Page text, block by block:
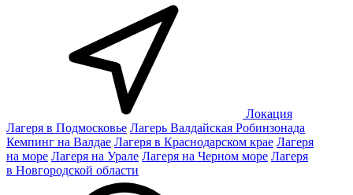
Локация
Лагеря в Подмосковье Лагерь Валдайская Робинзонада
Кемпинг на Валдае Лагеря в Краснодарском крае Лагеря
на море Лагеря на Урале Лагеря на Черном море Лагеря
в Новгородской области